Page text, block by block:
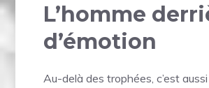
L’homme
d’émotion
Au-delà des trophées, c’est aussi